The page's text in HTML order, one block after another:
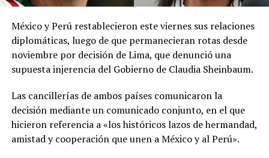
meteorológicas.
Las autoridades reiteraron el llamado a consultar los
canales oficiales del MARN y adoptar las medidas de
prevención necesarias para reducir los efectos de este
fenómeno atmosférico, especialmente entre las
personas con mayor riesgo de complicaciones de salud.
Comparte esto:
Facebook X
México y Perú restablecieron este viernes sus relaciones
diplomáticas, luego de que permanecieran rotas desde
noviembre por decisión de Lima, que denunció una
supuesta injerencia del Gobierno de Claudia Sheinbaum.
Las cancillerías de ambos países comunicaron la
decisión mediante un comunicado conjunto, en el que
hicieron referencia a «los históricos lazos de hermandad,
amistad y cooperación que unen a México y al Perú».